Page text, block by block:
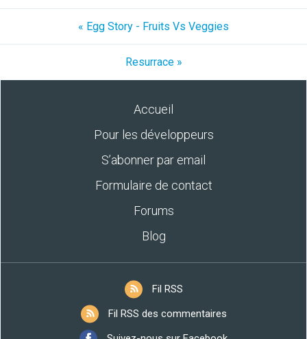
« Egg Story - Fruits Vs Veggies
Resurrace »
Accueil
Pour les développeurs
S’abonner par email
Formulaire de contact
Forums
Blog
Fil RSS
Fil RSS des commentaires